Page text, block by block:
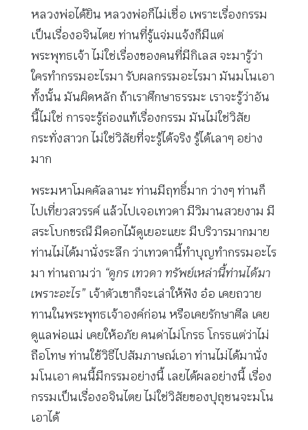
หลวงพ่อได้ยิน หลวงพ่อก็ไม่เชื่อ เพราะเรื่องกรรม
เป็นเรื่องอจินไตย ท่านที่รู้แจ่มแจ้งก็มีแต่
พระพุทธเจ้า ไม่ใช่เรื่องของคนที่มีกิเลส จะมารู้ว่า
ใครทำกรรมอะไรมา รับผลกรรมอะไรมา มันมโนเอา
ทั้งนั้น มันผิดหลัก ถ้าเราศึกษาธรรมะ เราจะรู้ว่าอัน
นี้ไม่ใช่ การจะรู้ถ่องแท้เรื่องกรรม มันไม่ใช่วิสัย
กระทั่งสาวก ไม่ใช่วิสัยที่จะรู้ได้จริง รู้ได้เลาๆ อย่าง
มาก
พระมหาโมคคัลลานะ ท่านมีฤทธิ์มาก ว่างๆ ท่านก็
ไปเที่ยวสวรรค์ แล้วไปเจอเทวดา มีวิมานสวยงาม มี
สระโบกขรณี มีดอกไม้ดูเยอะแยะ มีบริวารมากมาย
ท่านไม่ได้มานั่งระลึก ว่าเทวดานี้ทำบุญทำกรรมอะไร
มา ท่านถามว่า “ดูกร เทวดา ทรัพย์เหล่านี้ท่านได้มา
เพราะอะไร” เจ้าตัวเขาก็จะเล่าให้ฟัง อ๋อ เคยถวาย
ทานในพระพุทธเจ้าองค์ก่อน หรือเคยรักษาศีล เคย
ดูแลพ่อแม่ เคยให้อภัย คนด่าไม่โกรธ โกรธแต่ว่าไม่
ถือโทษ ท่านใช้วิธีไปสัมภาษณ์เอา ท่านไม่ได้มานั่ง
มโนเอา คนนี้มีกรรมอย่างนี้ เลยได้ผลอย่างนี้ เรื่อง
กรรมเป็นเรื่องอจินไตย ไม่ใช่วิสัยของปุถุชนจะมโน
เอาได้